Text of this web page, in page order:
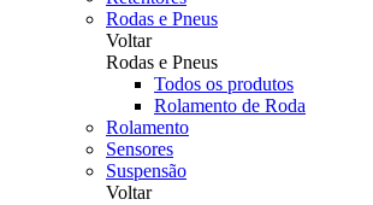
Rodas e Pneus
Voltar
Rodas e Pneus
Todos os produtos
Rolamento de Roda
Rolamento
Sensores
Suspensão
Voltar